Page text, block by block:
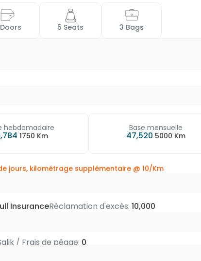
5 Seats 3 Bags
hebdomadaire
1750 Km
Base mensuelle
47,520 5000 Km
jours, kilométrage supplémentaire @ 10/Km
InsuranceRéclamation d'excès: 10,000
/ Frais de péage: 0